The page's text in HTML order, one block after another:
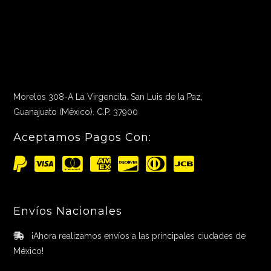
Morelos 308-A La Virgencita. San Luis de la Paz,
Guanajuato (México). C.P. 37900
Aceptamos Pagos Con:
Envíos Nacionales
¡Ahora realizamos envíos a las principales ciudades de
México!